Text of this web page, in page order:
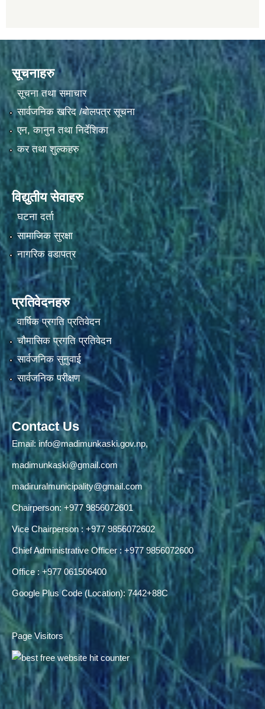
सूचनाहरु
सूचना तथा समाचार
सार्वजनिक खरिद /बोलपत्र सूचना
एन, कानुन तथा निर्देशिका
कर तथा शुल्कहरु
विद्युतीय सेवाहरु
घटना दर्ता
सामाजिक सुरक्षा
नागरिक वडापत्र
प्रतिवेदनहरु
वार्षिक प्रगति प्रतिवेदन
चौमासिक प्रगति प्रतिवेदन
सार्वजनिक सुनुवाई
सार्वजनिक परीक्षण
Contact Us
Email: info@madimunkaski.gov.np,
madimunkaski@gmail.com
madiruralmunicipality@gmail.com
Chairperson: +977 9856072601
Vice Chairperson : +977 9856072602
Chief Administrative Officer : +977 9856072600
Office : +977 061506400
Google Plus Code (Location): 7442+88C
Page Visitors